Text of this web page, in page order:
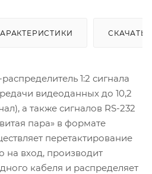
СКАЧАТЬ
1:2 сигнала
видеоданных до 10,2
а также сигналов RS-232
пара» в формате
перетактирование
на вход, производит
кабеля и распределяет